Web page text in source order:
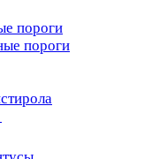
пороги
пороги